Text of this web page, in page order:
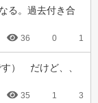
る。過去付き合
36 0 1
）　だけど、、
35 1 3